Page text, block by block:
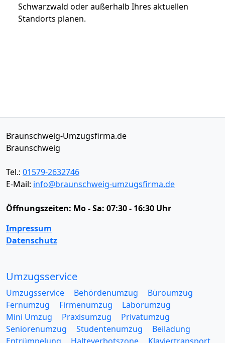
Schwarzwald oder außerhalb Ihres aktuellen
Standorts planen.
Braunschweig-Umzugsfirma.de
Braunschweig
Tel.: 01579-2632746
E-Mail: info@braunschweig-umzugsfirma.de
Öffnungszeiten: Mo - Sa: 07:30 - 16:30 Uhr
Impressum
Datenschutz
Umzugsservice
Umzugsservice Behördenumzug
Büroumzug
Fernumzug
Firmenumzug
Laborumzug
Mini Umzug
Praxisumzug
Privatumzug
Seniorenumzug
Studentenumzug
Beiladung
Entrümpelung
Halteverbotszone
Klaviertransport